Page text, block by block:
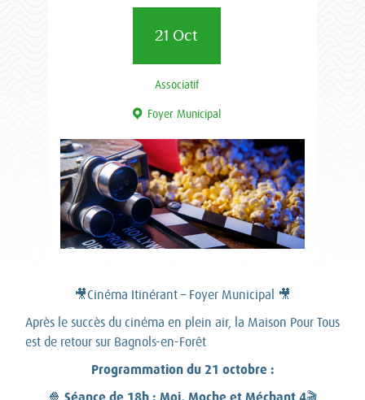
21 Oct
Associatif
Foyer Municipal
🎥Cinéma Itinérant – Foyer Municipal 🎥
Après le succès du cinéma en plein air, la Maison Pour Tous
est de retour sur Bagnols-en-Forêt
Programmation du 21 octobre :
Séance de 18h : Moi, Moche et Méchant 4